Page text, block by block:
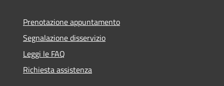
Prenotazione appuntamento
Segnalazione disservizio
Leggi le FAQ
Richiesta assistenza